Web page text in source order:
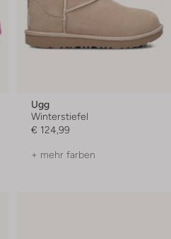
Ugg
Winterstiefel
€ 124,99
+ mehr farben